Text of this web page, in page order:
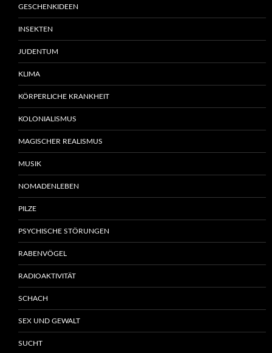
GESCHENKIDEEN
INSEKTEN
JUDENTUM
KLIMA
KÖRPERLICHE KRANKHEIT
KOLONIALISMUS
MAGISCHER REALISMUS
MUSIK
NOMADENLEBEN
PILZE
PSYCHISCHE STÖRUNGEN
RABENVÖGEL
RADIOAKTIVITÄT
SCHACH
SEX UND GEWALT
SUCHT